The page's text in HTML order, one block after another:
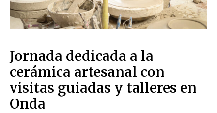
Jornada dedicada a la
cerámica artesanal con
visitas guiadas y talleres en
Onda